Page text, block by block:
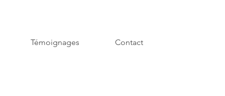
Témoignages Contact